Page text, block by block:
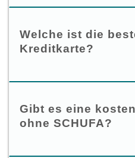
Hier eignet sich der
der Sucheinstellung
Schufa vergeben werden.
Welche ist die
Kreditkarte?
Das kann pauschal nicht
die Anbieter
Gibt es eine
ohne SCHUFA?